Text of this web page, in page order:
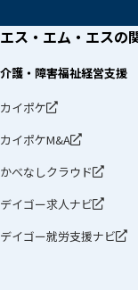
エス・エム・エスの
介護・障害福祉経営支援
カイポケ
カイポケM&A
かべなしクラウド
デイゴー求人ナビ
デイゴー就労支援ナビ